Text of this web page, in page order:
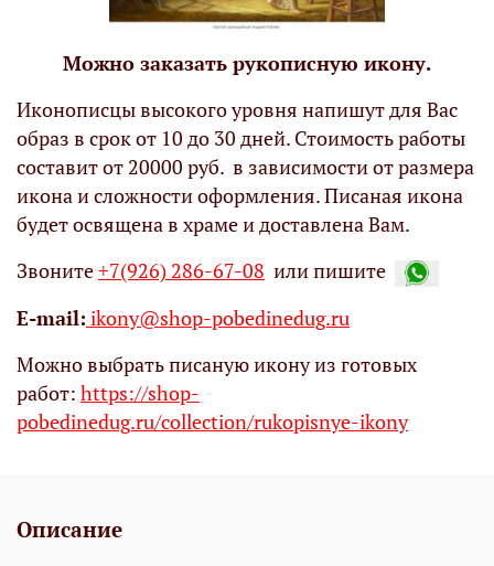
Можно заказать рукописную икону.
Иконописцы высокого уровня напишут для Вас
образ в срок от 10 до 30 дней. Стоимость работы
составит от 20000 руб. в зависимости от размера
икона и сложности оформления. Писаная икона
будет освящена в храме и доставлена Вам.
Звоните+7(926) 286-67-08 или пишите
Е-mail: ikony@shop-pobedinedug.ru
Можно выбрать писаную икону из готовых
работ: https://shop-
pobedinedug.ru/collection/rukopisnye-ikony
Описание